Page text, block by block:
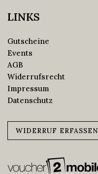
LINKS
Gutscheine
Events
AGB
Widerrufsrecht
Impressum
Datenschutz
WIDERRUF ERFASSEN